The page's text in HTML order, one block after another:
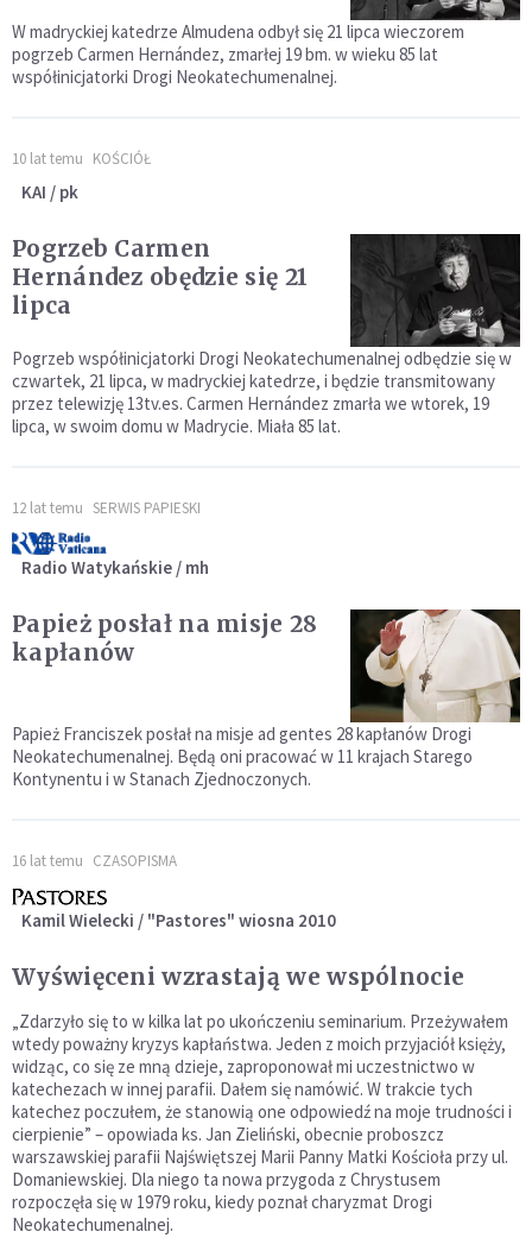
W madryckiej katedrze Almudena odbył się 21 lipca wieczorem
pogrzeb Carmen Hernández, zmarłej 19 bm. w wieku 85 lat
współinicjatorki Drogi Neokatechumenalnej.
10 lat temu KOŚCIÓŁ
KAI / pk
Pogrzeb Carmen
Hernández obędzie się 21
lipca
Pogrzeb współinicjatorki Drogi Neokatechumenalnej odbędzie się w
czwartek, 21 lipca, w madryckiej katedrze, i będzie transmitowany
przez telewizję 13tv.es. Carmen Hernández zmarła we wtorek, 19
lipca, w swoim domu w Madrycie. Miała 85 lat.
12 lat temu SERWIS PAPIESKI
Radio Watykańskie / mh
Papież posłał na misje 28
kapłanów
Papież Franciszek posłał na misje ad gentes 28 kapłanów Drogi
Neokatechumenalnej. Będą oni pracować w 11 krajach Starego
Kontynentu i w Stanach Zjednoczonych.
16 lat temu CZASOPISMA
Kamil Wielecki / "Pastores" wiosna 2010
Wyświęceni wzrastają we wspólnocie
„Zdarzyło się to w kilka lat po ukończeniu seminarium. Przeżywałem
wtedy poważny kryzys kapłaństwa. Jeden z moich przyjaciół księży,
widząc, co się ze mną dzieje, zaproponował mi uczestnictwo w
katechezach w innej parafii. Dałem się namówić. W trakcie tych
katechez poczułem, że stanowią one odpowiedź na moje trudności i
cierpienie” – opowiada ks. Jan Zieliński, obecnie proboszcz
warszawskiej parafii Najświętszej Marii Panny Matki Kościoła przy ul.
Domaniewskiej. Dla niego ta nowa przygoda z Chrystusem
rozpoczęła się w 1979 roku, kiedy poznał charyzmat Drogi
Neokatechumenalnej.